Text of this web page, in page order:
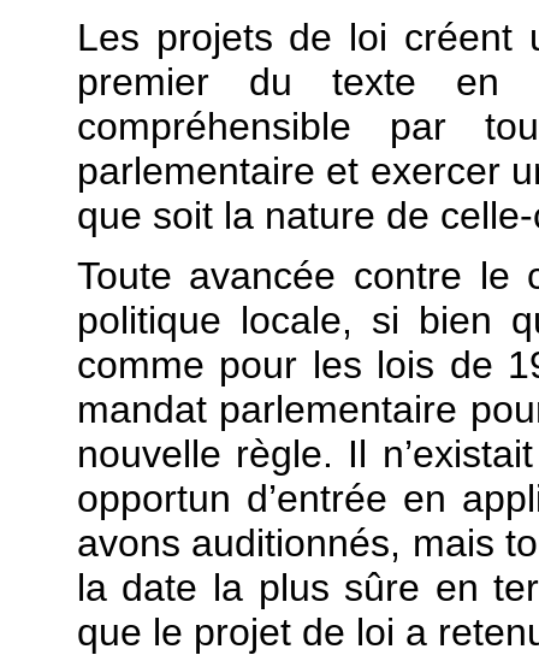
Les projets de loi créent
premier du texte en
compréhensible par
parlementaire et exercer
que soit la nature de
Toute avancée contre le
politique locale, si bien
comme pour les lois de
mandat parlementaire
nouvelle règle. Il
opportun d’entrée en
avons auditionnés, mais
la date la plus sûre en
que le projet de loi a